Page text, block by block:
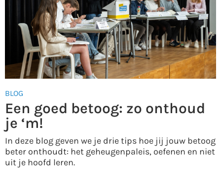
BLOG
Een goed betoog: zo onthoud
je ‘m!
In deze blog geven we je drie tips hoe jij jouw betoog
beter onthoudt: het geheugenpaleis, oefenen en niet
uit je hoofd leren.